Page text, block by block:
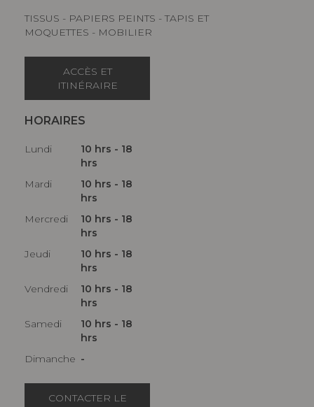
TISSUS - PAPIERS PEINTS - TAPIS ET
MOQUETTES - MOBILIER
ACCÈS ET
ITINÉRAIRE
HORAIRES
Lundi
10 hrs - 18
hrs
Mardi
10 hrs - 18
hrs
Mercredi
10 hrs - 18
hrs
Jeudi
10 hrs - 18
hrs
Vendredi
10 hrs - 18
hrs
Samedi
10 hrs - 18
hrs
Dimanche -
CONTACTER LE